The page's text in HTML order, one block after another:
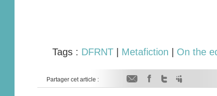
Tags : DFRNT Metafiction On the
Partager cet article :